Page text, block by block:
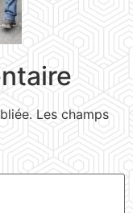
Les champs